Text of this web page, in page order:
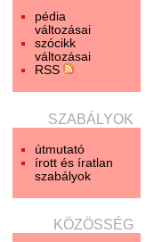
pédia
változásai
szócikk
változásai
RSS
SZABÁLYOK
útmutató
írott és íratlan
szabályok
KÖZÖSSÉG